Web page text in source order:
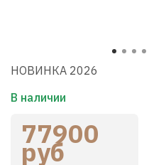
НОВИНКА 2026
В наличии
77900
руб